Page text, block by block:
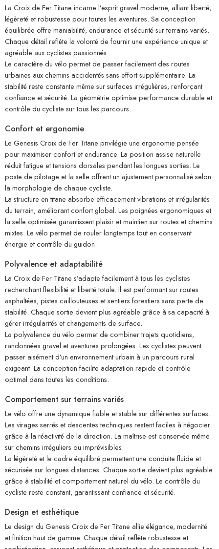
La Croix de Fer Titane incarne l’esprit gravel moderne, alliant liberté,
légèreté et robustesse pour toutes les aventures. Sa conception
équilibrée offre maniabilité, endurance et sécurité sur terrains variés.
Chaque détail reflète la volonté de fournir une expérience unique et
agréable aux cyclistes passionnés.
Le caractère du vélo permet de passer facilement des routes
urbaines aux chemins accidentés sans effort supplémentaire. La
stabilité reste constante même sur surfaces irrégulières, renforçant
confiance et sécurité. La géométrie optimise performance durable et
contrôle du cycliste sur tous les parcours.
Confort et ergonomie
Le Genesis Croix de Fer Titane privilégie une ergonomie pensée
pour maximiser confort et endurance. La position assise naturelle
réduit fatigue et tensions dorsales pendant les longues sorties. Le
poste de pilotage et la selle offrent un ajustement personnalisé selon
la morphologie de chaque cycliste.
La structure en titane absorbe efficacement vibrations et irrégularités
du terrain, améliorant confort global. Les poignées ergonomiques et
la selle optimisée garantissent plaisir et maintien sur routes et chemins
mixtes. Le vélo permet de rouler longtemps tout en conservant
énergie et contrôle du guidon.
Polyvalence et adaptabilité
La Croix de Fer Titane s’adapte facilement à tous les cyclistes
recherchant flexibilité et liberté totale. Il est performant sur routes
asphaltées, pistes caillouteuses et sentiers forestiers sans perte de
stabilité. Chaque sortie devient plus agréable grâce à sa capacité à
gérer irrégularités et changements de surface.
La polyvalence du vélo permet de combiner trajets quotidiens,
randonnées gravel et aventures prolongées. Les cyclistes peuvent
passer aisément d’un environnement urbain à un parcours rural
exigeant. La conception facilite adaptation rapide et contrôle
optimal dans toutes les conditions.
Comportement sur terrains variés
Le vélo offre une dynamique fiable et stable sur différentes surfaces.
Les virages serrés et descentes techniques restent faciles à négocier
grâce à la réactivité de la direction. La maîtrise est conservée même
sur chemins irréguliers ou imprévisibles.
La légèreté et le cadre équilibré permettent une conduite fluide et
sécurisée sur longues distances. Chaque sortie devient plus agréable
grâce à stabilité et comportement naturel du vélo. Le contrôle du
cycliste reste constant, garantissant confiance et sécurité.
Design et esthétique
Le design du Genesis Croix de Fer Titane allie élégance, modernité
et finition haut de gamme. Chaque détail reflète robustesse et